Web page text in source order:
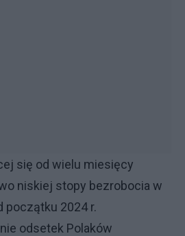
się od wielu miesięcy
niskiej stopy bezrobocia w
początku 2024 r.
odsetek Polaków